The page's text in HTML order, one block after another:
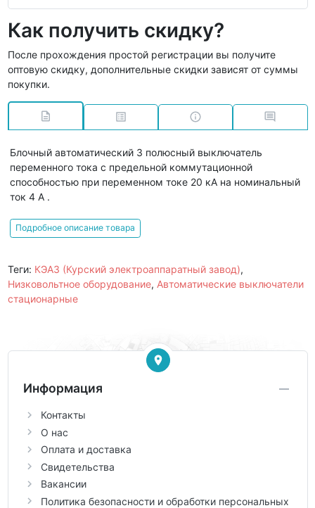
Как получить скидку?
После прохождения простой регистрации вы получите
оптовую скидку, дополнительные скидки зависят от суммы
покупки.
Блочный автоматический 3 полюсный выключатель
переменного тока с предельной коммутационной
способностью при переменном токе 20 кА на номинальный
ток 4 А .
Подробное описание товара
Теги: КЭАЗ (Курский электроаппаратный завод),
Низковольтное оборудование, Автоматические выключатели
стационарные
Информация
Контакты
О нас
Оплата и доставка
Свидетельства
Вакансии
Политика безопасности и обработки персональных